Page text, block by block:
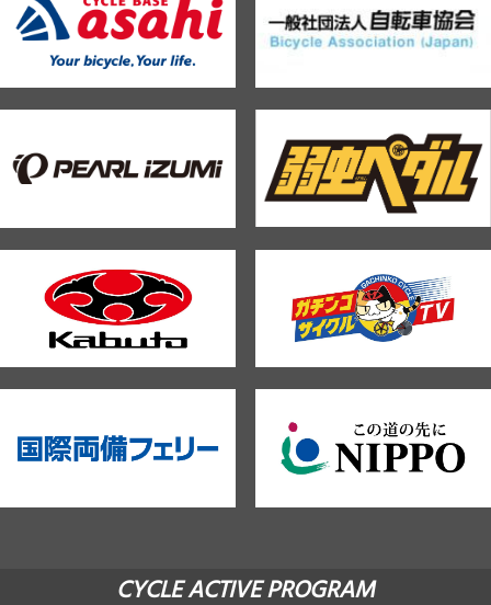
CYCLE ACTIVE PROGRAM